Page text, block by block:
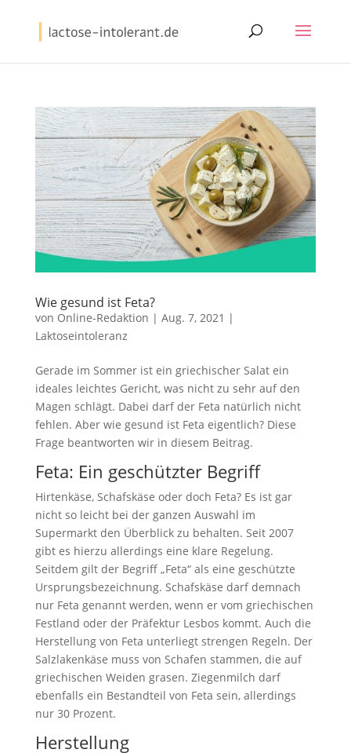
Wie gesund ist Feta?
von Online-Redaktion | Aug. 7, 2021 |
Laktoseintoleranz
Gerade im Sommer ist ein griechischer Salat ein
ideales leichtes Gericht, was nicht zu sehr auf den
Magen schlägt. Dabei darf der Feta natürlich nicht
fehlen. Aber wie gesund ist Feta eigentlich? Diese
Frage beantworten wir in diesem Beitrag.
Feta: Ein geschützter Begriff
Hirtenkäse, Schafskäse oder doch Feta? Es ist gar
nicht so leicht bei der ganzen Auswahl im
Supermarkt den Überblick zu behalten. Seit 2007
gibt es hierzu allerdings eine klare Regelung.
Seitdem gilt der Begriff „Feta“ als eine geschützte
Ursprungsbezeichnung. Schafskäse darf demnach
nur Feta genannt werden, wenn er vom griechischen
Festland oder der Präfektur Lesbos kommt. Auch die
Herstellung von Feta unterliegt strengen Regeln. Der
Salzlakenkäse muss von Schafen stammen, die auf
griechischen Weiden grasen. Ziegenmilch darf
ebenfalls ein Bestandteil von Feta sein, allerdings
nur 30 Prozent.
Herstellung